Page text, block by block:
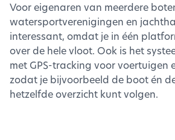
Voor eigenaren van meerdere
watersportverenigingen en
interessant, omdat je in één
over de hele vloot. Ook is het
met GPS-tracking voor voertuigen
zodat je bijvoorbeeld de boot én
hetzelfde overzicht kunt volgen.